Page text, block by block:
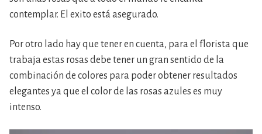
contemplar. El exito está asegurado.
Por otro lado hay que tener en cuenta, para el florista que
trabaja estas rosas debe tener un gran sentido de la
combinación de colores para poder obtener resultados
elegantes ya que el color de las rosas azules es muy
intenso.